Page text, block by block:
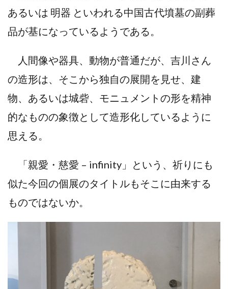
あるいは 明器 といわれる中国古代墳墓の副葬
品が基になっているようである。
人間像や器具、動物が普通だが、吉川さん
の造形は、そこから独自の展開を見せ、建
物、あるいは城砦、モニュメントの形を精神
的なものの象徴として造形化しているように
思える。
「親愛・慈愛 – infinity」という、祈りにも
似た今回の個展のタイトルもそこに由来する
ものではないか。